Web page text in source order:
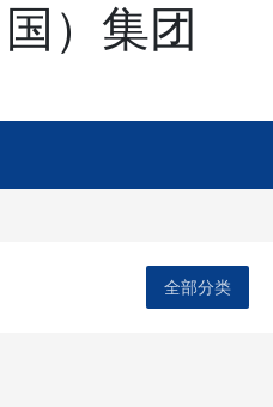
）集团
全部分类